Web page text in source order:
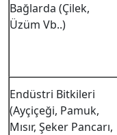
Bağlarda (Çilek,
Üzüm Vb..)
Endüstri Bitkileri
(Ayçiçeği, Pamuk,
Mısır, Şeker Pancarı,